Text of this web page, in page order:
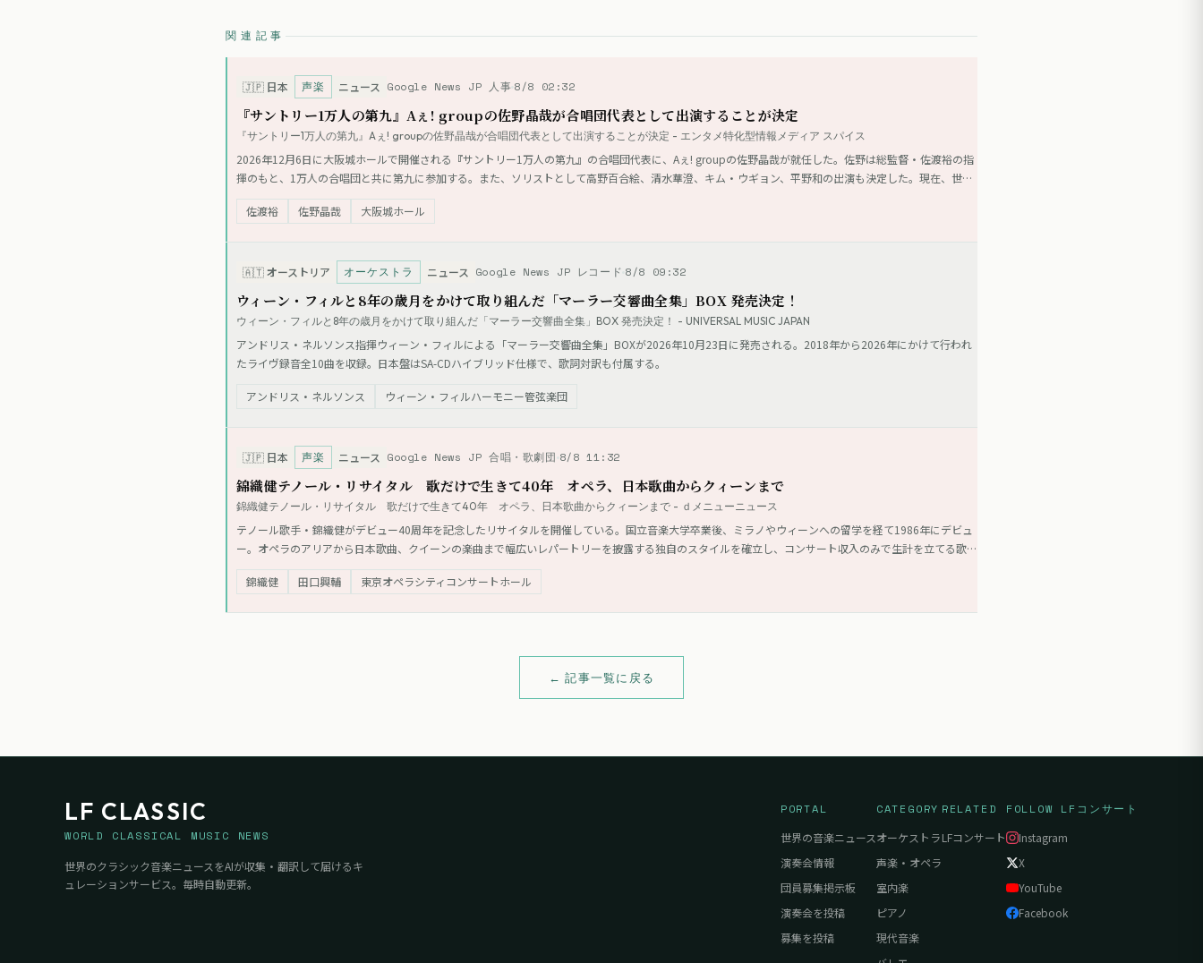
関連記事
🇯🇵 日本 声楽 ニュース Google News JP 人事 8/8 02:32
『サントリー1万人の第九』Aぇ! groupの佐野晶哉が合唱団代表として出演することが決定
『サントリー1万人の第九』Aぇ! groupの佐野晶哉が合唱団代表として出演することが決定 - エンタメ特化型情報メディア スパイス
2026年12月6日に大阪城ホールで開催される『サントリー1万人の第九』の合唱団代表に、Aぇ! groupの佐野晶哉が就任した。佐野は総監督・佐渡裕の指
揮のもと、1万人の合唱団と共に第九に参加する。また、ソリストとして高野百合絵、清水華澄、キム・ウギョン、平野和の出演も決定した。現在、世界
中から参加可能な「歌声動画」の募集も行われている。
佐渡裕
佐野晶哉 大阪城ホール
🇦🇹 オーストリア オーケストラ ニュース Google News JP レコード 8/8 09:32
ウィーン・フィルと8年の歳月をかけて取り組んだ「マーラー交響曲全集」BOX 発売決定！
ウィーン・フィルと8年の歳月をかけて取り組んだ「マーラー交響曲全集」BOX 発売決定！ - UNIVERSAL MUSIC JAPAN
アンドリス・ネルソンス指揮ウィーン・フィルによる「マーラー交響曲全集」BOXが2026年10月23日に発売される。2018年から2026年にかけて行われ
たライヴ録音全10曲を収録。日本盤はSA-CDハイブリッド仕様で、歌詞対訳も付属する。
アンドリス・ネルソンス ウィーン・フィルハーモニー管弦楽団
🇯🇵 日本 声楽 ニュース Google News JP 合唱・歌劇団 8/8 11:32
錦織健テノール・リサイタル 歌だけで生きて40年 オペラ、日本歌曲からクィーンまで
錦織健テノール・リサイタル 歌だけで生きて40年 オペラ、日本歌曲からクィーンまで - ｄメニューニュース
テノール歌手・錦織健がデビュー40周年を記念したリサイタルを開催している。国立音楽大学卒業後、ミラノやウィーンへの留学を経て1986年にデビュ
ー。オペラのアリアから日本歌曲、クイーンの楽曲まで幅広いレパートリーを披露する独自のスタイルを確立し、コンサート収入のみで生計を立てる歌手
としての生き方を貫いている。10月の東京オペラシティコンサートホールをはじめ、各地で公演を行う。
錦織健
田口興輔 東京オペラシティコンサートホール
← 記事一覧に戻る
LF CLASSIC
WORLD CLASSICAL MUSIC NEWS
世界のクラシック音楽ニュースをAIが収集・翻訳して届けるキ
ュレーションサービス。毎時自動更新。
PORTAL
世界の音楽ニュース
演奏会情報
団員募集掲示板
演奏会を投稿
募集を投稿
CATEGORY
オーケストラ
声楽・オペラ
室内楽
ピアノ
現代音楽
RELATED
LFコンサート
FOLLOW LFコンサート
Instagram
X
YouTube
Facebook